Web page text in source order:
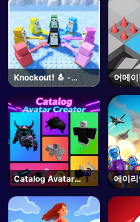
Knockout! 🐧 -
Roblox
어메이
처
Catalog Avatar
Creator - Roblox
에이